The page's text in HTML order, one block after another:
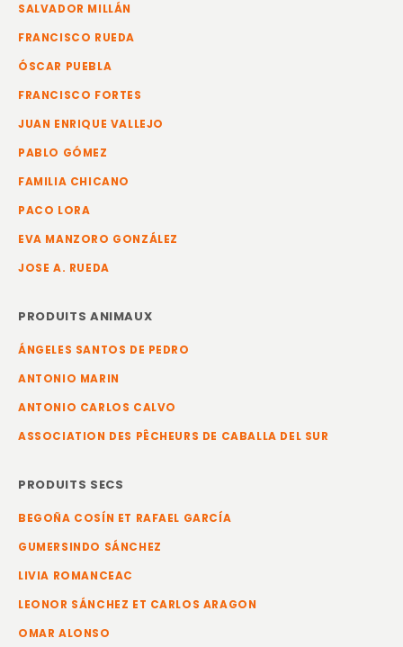
SALVADOR MILLÁN
FRANCISCO RUEDA
ÓSCAR PUEBLA
FRANCISCO FORTES
JUAN ENRIQUE VALLEJO
PABLO GÓMEZ
FAMILIA CHICANO
PACO LORA
EVA MANZORO GONZÁLEZ
JOSE A. RUEDA
PRODUITS ANIMAUX
ÁNGELES SANTOS DE PEDRO
ANTONIO MARIN
ANTONIO CARLOS CALVO
ASSOCIATION DES PÊCHEURS DE CABALLA DEL SUR
PRODUITS SECS
BEGOÑA COSÍN ET RAFAEL GARCÍA
GUMERSINDO SÁNCHEZ
LIVIA ROMANCEAC
LEONOR SÁNCHEZ ET CARLOS ARAGON
OMAR ALONSO